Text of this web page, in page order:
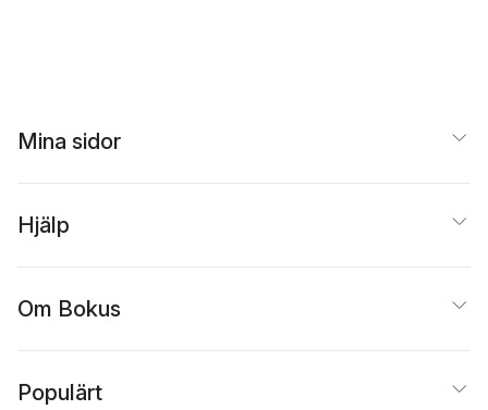
Mina sidor
Hjälp
Om Bokus
Populärt